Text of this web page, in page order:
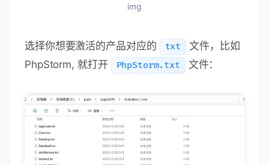
img
选择你想要激活的产品对应的 txt
文件，比如
PhpStorm, 就打开
PhpStorm.txt 文件：